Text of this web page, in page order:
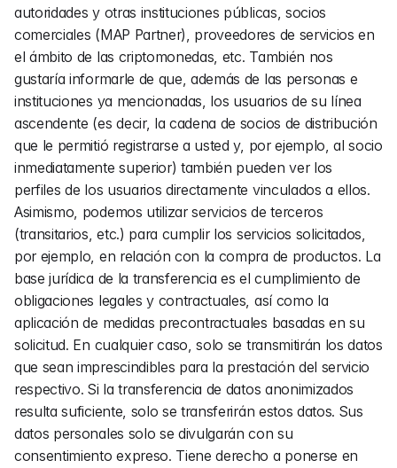
autoridades y otras instituciones públicas, socios
comerciales (MAP Partner), proveedores de servicios en
el ámbito de las criptomonedas, etc. También nos
gustaría informarle de que, además de las personas e
instituciones ya mencionadas, los usuarios de su línea
ascendente (es decir, la cadena de socios de distribución
que le permitió registrarse a usted y, por ejemplo, al socio
inmediatamente superior) también pueden ver los
perfiles de los usuarios directamente vinculados a ellos.
Asimismo, podemos utilizar servicios de terceros
(transitarios, etc.) para cumplir los servicios solicitados,
por ejemplo, en relación con la compra de productos. La
base jurídica de la transferencia es el cumplimiento de
obligaciones legales y contractuales, así como la
aplicación de medidas precontractuales basadas en su
solicitud. En cualquier caso, solo se transmitirán los datos
que sean imprescindibles para la prestación del servicio
respectivo. Si la transferencia de datos anonimizados
resulta suficiente, solo se transferirán estos datos. Sus
datos personales solo se divulgarán con su
consentimiento expreso. Tiene derecho a ponerse en